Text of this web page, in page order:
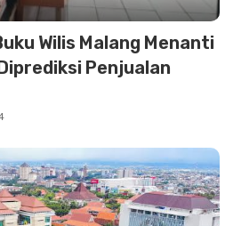
Wilis Malang Menanti
Penjualan